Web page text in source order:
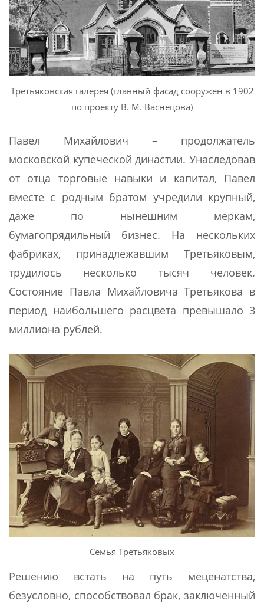
Третьяковская галерея (главный фасад сооружен в 1902
по проекту В. М. Васнецова)
Павел Михайлович – продолжатель
московской купеческой династии. Унаследовав
от отца торговые навыки и капитал, Павел
вместе с родным братом учредили крупный,
даже по нынешним меркам,
бумагопрядильный бизнес. На нескольких
фабриках, принадлежавшим Третьяковым,
трудилось несколько тысяч человек.
Состояние Павла Михайловича Третьякова в
период наибольшего расцвета превышало 3
миллиона рублей.
Семья Третьяковых
Решению встать на путь меценатства,
безусловно, способствовал брак, заключенный